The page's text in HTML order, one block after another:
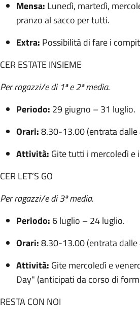
Mensa: Lunedì, martedì,
pranzo al sacco per tutti.
Extra: Possibilità di fare i
CER ESTATE INSIEME
Per ragazzi/e di 1ª e 2ª media.
Periodo: 29 giugno – 31 luglio.
Orari:8.30-13.00 (entrata dalle
Attività: Gite tutti i mercoledì e
CER LET’S GO
Per ragazzi/e di 3ª media.
Periodo: 6 luglio – 24 luglio.
Orari:8.30-13.00 (entrata dalle
Attività: Gite mercoledì e
Day" (anticipati da corso di
RESTA CON NOI